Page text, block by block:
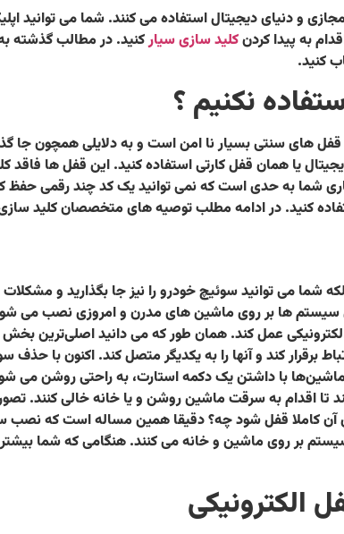
و دنیای دیجیتال استفاده می کنند. شما می توانید
به پیدا کردنکلید سازی سیارکنید. در مطالب گذشته به
کنید.
نکنیم ؟
های سنتی بسیار نا امن است و به دلایلی همچون جا
یا همان قفل کارتی استفاده کنید. این قفل ها فاقد
شما به حدی است که نمی توانید یک کد چند رقمی حفظ
کنید. در ادامه مطلب توصیه های متخصصان کلید
می توانید سوئیچ خودرو را نیز جا بگذارید و
ها بر روی ماشین های مدرن و امروزی نصب می
الکترونیکی عمل کند. همان طور که می دانید
برقرار کند و آنها را به یکدیگر متصل کند. اکنون با
با داشتن یک دکمه استارت، به راحتی روشن می
تا اقدام به سرقت ماشین روشن و یا خانه خالی کنند.
آن کاملا قفل شود چه؟ دقیقا همین مساله است که
بر روی ماشین و خانه می کنند. هنگامی که شما بیشتر
الکترونیکی